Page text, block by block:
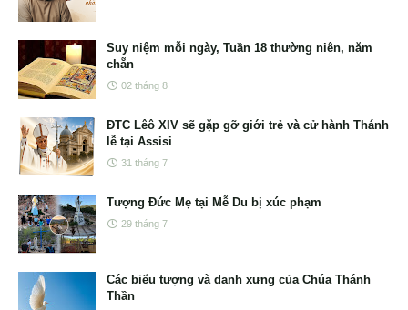
Suy niệm mỗi ngày, Tuần 18 thường niên, năm
chẵn
02 tháng 8
ĐTC Lêô XIV sẽ gặp gỡ giới trẻ và cử hành Thánh
lễ tại Assisi
31 tháng 7
Tượng Đức Mẹ tại Mễ Du bị xúc phạm
29 tháng 7
Các biểu tượng và danh xưng của Chúa Thánh
Thần